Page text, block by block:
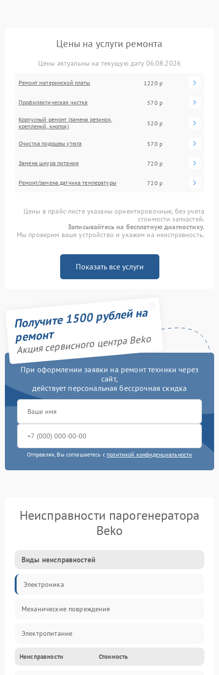
Цены на услуги ремонта
Цены актуальны на текущую дату 06.08.2026
Ремонт материнской платы 1220 р
Профилактическая чистка 570 р
Корпусный ремонт (замена резинок,
креплений, кнопок)
520 р
Очистка подошвы утюга 570 р
Замена шнура питания 720 р
Ремонт/замена датчика температуры 720 р
Цены в прайс-листе указаны ориентировочные, без учета
стоимости запчастей.
Записывайтесь на бесплатную диагностику.
Мы проверим ваше устройство и укажем на неисправность.
Показать все услуги
Получите 1500 рублей на
ремонт
Акция сервисного центра Beko
При оформлении заявки на ремонт техники через
сайт,
действует персональная бессрочная скидка
Отправляя, Вы соглашаетесь с политикой конфиденциальности
Неисправности парогенератора
Beko
Виды неисправностей
Электроника
Механические повреждения
Электропитание
Парообразование
Неисправности Стоимость